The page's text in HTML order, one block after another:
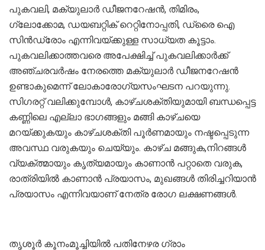
പുകവലി, മക്യുലാർ ഡീജനറേഷൻ, തിമിരം,
ഗ്ലോക്കോമ, ഡയബറ്റിക് റെറ്റിനോപ്പതി, ഡ്രൈ ഐ
സിൻഡ്രോം എന്നിവയ്ക്കുള്ള സാധ്യത കൂട്ടാം.
പുകവലിക്കാത്തവരെ അപേക്ഷിച്ച് പുകവലിക്കാർക്ക്
അഞ്ചരവർഷം നേരത്തെ മക്യുലാർ ഡീജനറേഷൻ
ഉണ്ടാകുമെന്ന് ലോകാരോഗ്യസംഘടന പറയുന്നു.
സിഗരറ്റ് വലിക്കുമ്പോൾ, കാഴ്ചശക്തിയുമായി ബന്ധപ്പെട്ട
കണ്ണിലെ എല്ലാ ഭാഗങ്ങളും മങ്ങി കാഴ്ചയെ
മറയ്ക്കുകയും കാഴ്ചശക്തി പൂർണമായും നഷ്ടപ്പെടുന്ന
അവസ്ഥ വരുകയും ചെയ്യും. കാഴ്ച മങ്ങുക,നിറങ്ങൾ
വ്യക്ത്മായും കൃത്യമായും കാണാൻ പറ്റാതെ വരുക,
രാത്രിയിൽ കാണാൻ പ്രയാസം, മുഖങ്ങൾ തിരിച്ചറിയാൻ
പ്രയാസം എന്നിവയാണ് നേത്ര രോഗ ലക്ഷണങ്ങൾ.
തൃശൂർ കൂനംമൂച്ചിയില്‍ പതിനേഴര ഗ്രാം